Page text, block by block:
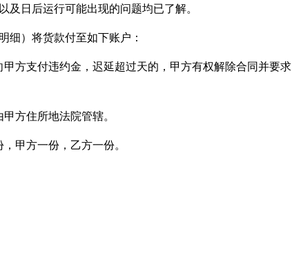
日后运行可能出现的问题均已了解。
细）将货款付至如下账户：
方支付违约金，迟延超过天的，甲方有权解除合同并要求
方住所地法院管辖。
甲方一份，乙方一份。